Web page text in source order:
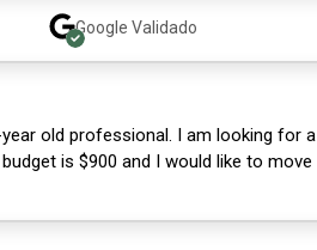
Google Validado
old professional. I am looking for a
is $900 and I would like to move